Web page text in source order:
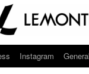
Instagram General